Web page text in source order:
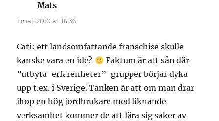
Mats
1 maj, 2010 kl. 16:36
Cati: ett landsomfattande franschise skulle
kanske vara en ide?
Faktum är att sån där
”utbyta-erfarenheter”-grupper börjar dyka
upp t.ex. i Sverige. Tanken är att om man drar
ihop en hög jordbrukare med liknande
verksamhet kommer de att lära sig saker av